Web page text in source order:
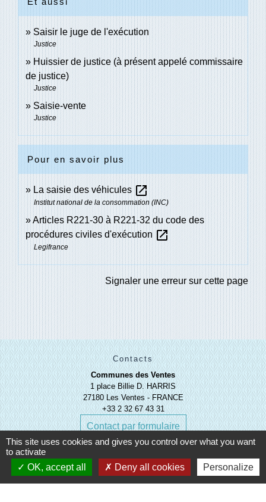
Saisir le juge de l'exécution
Justice
Huissier de justice (à présent appelé commissaire
de justice)
Justice
Saisie-vente
Justice
Pour en savoir plus
La saisie des véhicules open_in_new
Institut national de la consommation (INC)
Articles R221-30 à R221-32 du code des
procédures civiles d'exécution open_in_new
Legifrance
Signaler une erreur sur cette page
Contacts
Communes des Ventes
1 place Billie D. HARRIS
27180 Les Ventes - FRANCE
+33 2 32 67 43 31
Contact par formulaire
This site uses cookies and gives you control over what you want
to activate
OK, accept all
Deny all cookies Personalize